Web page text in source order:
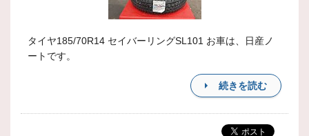
タイヤ185/70R14 セイバーリングSL101 お車は、日産ノ
ートです。
続きを読む